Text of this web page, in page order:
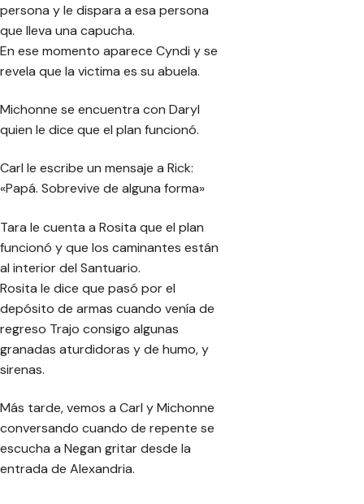
persona y le dispara a esa persona
que lleva una capucha.
En ese momento aparece Cyndi y se
revela que la victima es su abuela.
Michonne se encuentra con Daryl
quien le dice que el plan funcionó.
Carl le escribe un mensaje a Rick:
«Papá. Sobrevive de alguna forma»
Tara le cuenta a Rosita que el plan
funcionó y que los caminantes están
al interior del Santuario.
Rosita le dice que pasó por el
depósito de armas cuando venía de
regreso Trajo consigo algunas
granadas aturdidoras y de humo, y
sirenas.
Más tarde, vemos a Carl y Michonne
conversando cuando de repente se
escucha a Negan gritar desde la
entrada de Alexandria.